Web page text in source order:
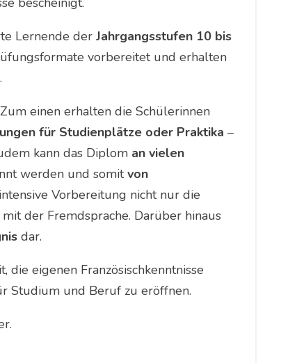
Lernende der Jahrgangsstufen 10 bis
vorbereitet und erhalten
einen erhalten die Schülerinnen
für Studienplätze oder Praktika –
kann das Diplom an vielen
werden und somitvon
Vorbereitung nicht nur die
der Fremdsprache. Darüber hinaus
dar.
die eigenen Französischkenntnisse
Studium und Beruf zu eröffnen.